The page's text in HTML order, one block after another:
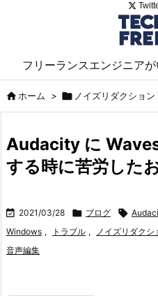
フリーランスエンジニア
ホーム >  ノイズリダクション
Audacity に
する時に苦労した
 2021/03/28  ブログ 
Windows , トラブル , ノイズリダクシ
音声編集